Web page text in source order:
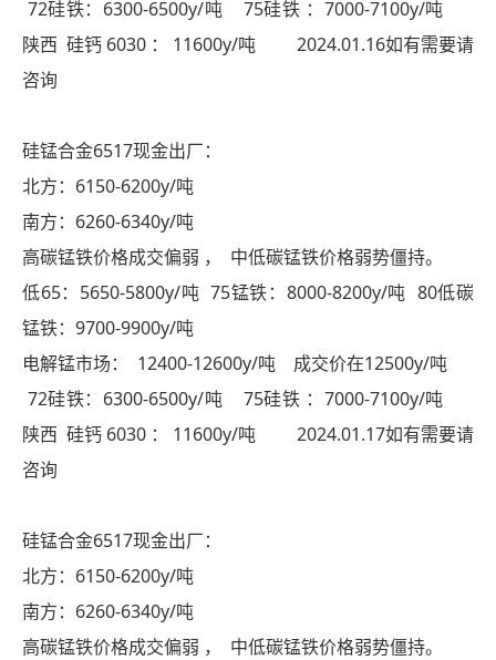
72硅铁：6300-6500y/吨 75硅铁 ：7000-7100y/吨
陕西 硅钙 6030 ： 11600y/吨 2024.01.16如有需要请
咨询
硅锰合金6517现金出厂：
北方：6150-6200y/吨
南方：6260-6340y/吨
高碳锰铁价格成交偏弱 ， 中低碳锰铁价格弱势僵持。
低65：5650-5800y/吨 75锰铁：8000-8200y/吨 80低碳
锰铁：9700-9900y/吨
电解锰市场： 12400-12600y/吨 成交价在12500y/吨
72硅铁：6300-6500y/吨 75硅铁 ：7000-7100y/吨
陕西 硅钙 6030 ： 11600y/吨 2024.01.17如有需要请
咨询
硅锰合金6517现金出厂：
北方：6150-6200y/吨
南方：6260-6340y/吨
高碳锰铁价格成交偏弱 ， 中低碳锰铁价格弱势僵持。